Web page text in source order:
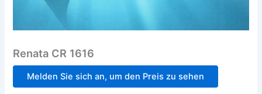
Renata CR 1616
Melden Sie sich an, um den Preis zu sehen